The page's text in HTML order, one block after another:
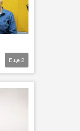
Еще 2